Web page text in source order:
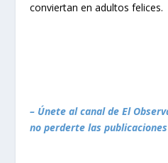
conviertan en adultos felices.
– Únete al canal de El
no perderte las